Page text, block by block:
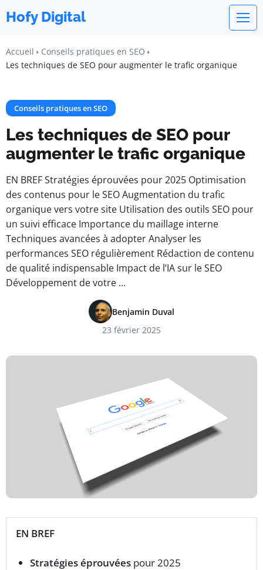
Hofy Digital
Accueil
Conseils pratiques en SEO
Les techniques de SEO pour augmenter le trafic organique
Conseils pratiques en SEO
Les techniques de SEO pour
augmenter le trafic organique
EN BREF Stratégies éprouvées pour 2025 Optimisation
des contenus pour le SEO Augmentation du trafic
organique vers votre site Utilisation des outils SEO pour
un suivi efficace Importance du maillage interne
Techniques avancées à adopter Analyser les
performances SEO régulièrement Rédaction de contenu
de qualité indispensable Impact de l’IA sur le SEO
Développement de votre …
Benjamin Duval
23 février 2025
EN BREF
Stratégies éprouvées pour 2025